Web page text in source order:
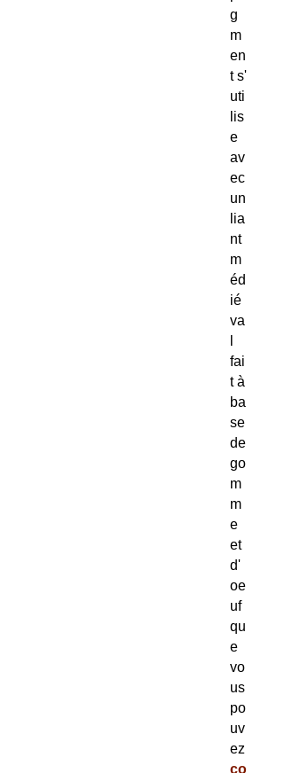
g
m
en
t s'
uti
lis
e
av
ec
un
lia
nt
m
éd
ié
va
fai
t à
ba
se
de
go
m
m
e
et
d'
oe
uf
qu
e
vo
us
po
uv
ez
co